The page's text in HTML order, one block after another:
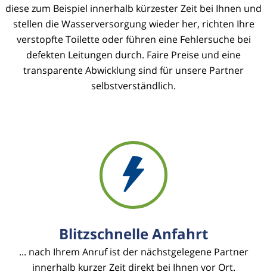
diese zum Beispiel innerhalb kürzester Zeit bei Ihnen und
stellen die Wasserversorgung wieder her, richten Ihre
verstopfte Toilette oder führen eine Fehlersuche bei
defekten Leitungen durch. Faire Preise und eine
transparente Abwicklung sind für unsere Partner
selbstverständlich.
Blitzschnelle Anfahrt
... nach Ihrem Anruf ist der nächstgelegene Partner
innerhalb kurzer Zeit direkt bei Ihnen vor Ort.